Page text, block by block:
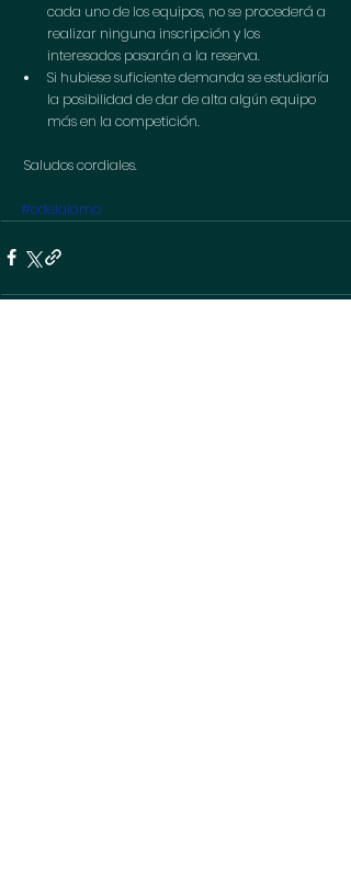
cada uno de los equipos, no se procederá a
realizar ninguna inscripción y los
interesados pasarán a la reserva.
Si hubiese suficiente demanda se estudiaría
la posibilidad de dar de alta algún equipo
más en la competición.
Saludos cordiales.
#cdelalamo